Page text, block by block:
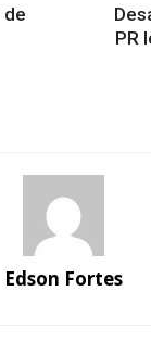
de
PR
Edson Fortes